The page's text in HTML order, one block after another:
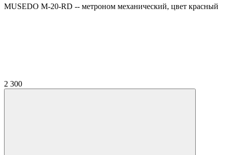
MUSEDO M-20-RD -- метроном механический, цвет красный
2 300